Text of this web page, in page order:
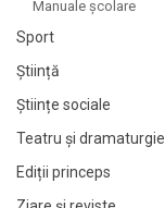
Manuale şcolare
Sport
Știință
Științe sociale
Teatru și dramaturgie
Ediții princeps